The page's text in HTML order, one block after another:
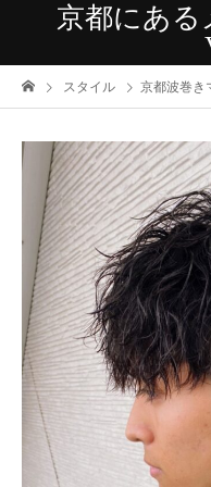
京都にある
スタイル 京都波巻き